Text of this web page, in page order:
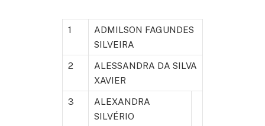
1
ADMILSON FAGUNDES
SILVEIRA
2
ALESSANDRA DA SILVA
XAVIER
3
ALEXANDRA
SILVÉRIO